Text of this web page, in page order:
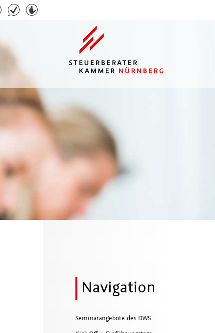
Navigation
Seminarangebote des DWS